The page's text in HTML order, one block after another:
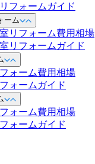
フォームガイド
ーム
リフォーム費用相場
リフォームガイド
ォーム費用相場
ォームガイド
ォーム費用相場
ォームガイド